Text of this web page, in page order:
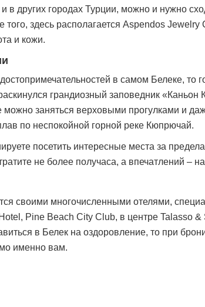
и в других городах Турции, можно и нужно
того, здесь располагается Aspendos
и кожи.
в самом Белеке, то
грандиозный заповедник
можно заняться верховыми прогулками и
по неспокойной горной реке Кюпрючай.
посетить интересные места за
не более получаса, а впечатлений –
своими многочисленными отелями,
Pine Beach City Club, в центре Talasso
в Белек на оздоровление, то при
именно вам.